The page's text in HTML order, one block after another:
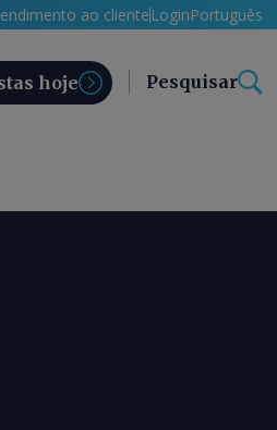
ao cliente LoginPortuguês
hoje Pesquisar